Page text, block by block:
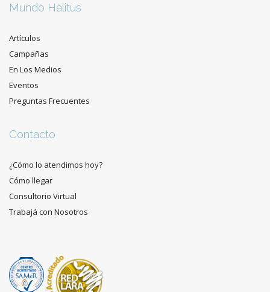
Mundo Halitus
Artículos
Campañas
En Los Medios
Eventos
Preguntas Frecuentes
Contacto
¿Cómo lo atendimos hoy?
Cómo llegar
Consultorio Virtual
Trabajá con Nosotros